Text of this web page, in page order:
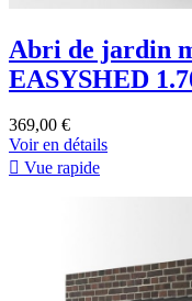
Abri de jardin
EASYSHED
369,00 €
Voir en détails
 Vue rapide